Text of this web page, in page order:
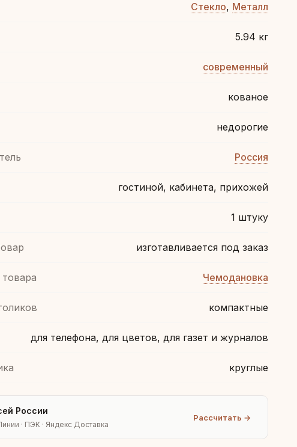
Стекло, Металл
5.94 кг
современный
кованое
недорогие
Россия
гостиной, кабинета, прихожей
1 штуку
изготавливается под заказ
Чемодановка
компактные
для телефона, для цветов, для газет и журналов
круглые
России
· ПЭК · Яндекс Доставка
Рассчитать →